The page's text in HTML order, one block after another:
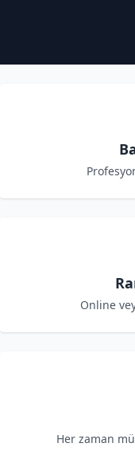
Online
Her zaman